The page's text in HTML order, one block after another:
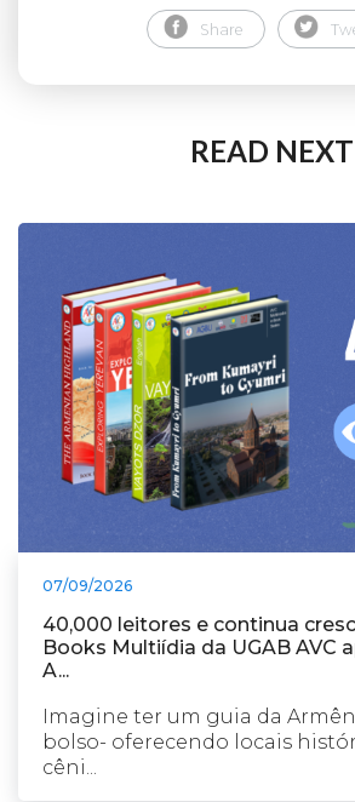
Share
READ NEXT
07/09/2026
40,000 leitores e continua
Books Multiídia da UGAB AVC
A...
Imagine ter um guia da
bolso- oferecendo locais
cêni...